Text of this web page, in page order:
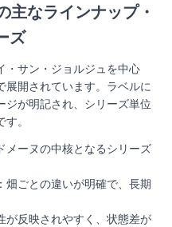
主なラインナップ・
ズ
・サン・ジョルジュを中心
展開されています。ラベルに
ジが明記され、シリーズ単位
。
メーヌの中核となるシリーズ
畑ごとの違いが明確で、長期
が反映されやすく、状態差が